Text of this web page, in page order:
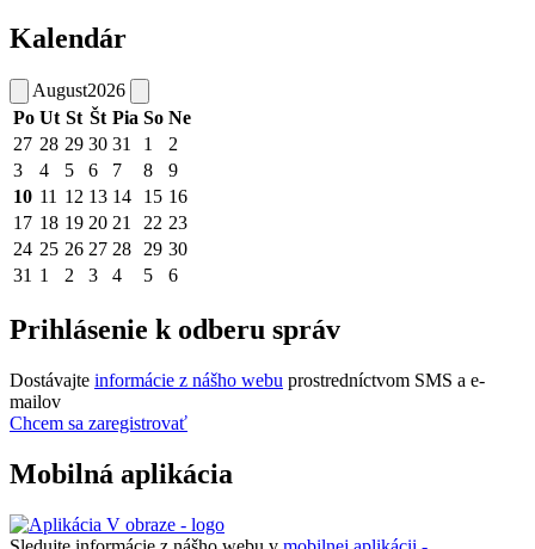
Kalendár
August2026
Po Ut St Št Pia So Ne
27 28 29 30 31 1
2
3
4 5 6 7 8
9
10 11 12 13 14 15 16
17 18 19 20 21 22 23
24 25 26 27 28 29 30
31 1 2 3 4 5 6
Prihlásenie k odberu správ
Dostávajte informácie z nášho webu prostredníctvom SMS a e-
mailov
Chcem sa zaregistrovať
Mobilná aplikácia